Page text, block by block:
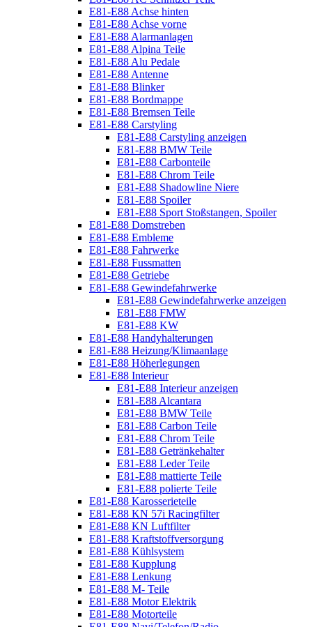
E81-E88 Achse hinten
E81-E88 Achse vorne
E81-E88 Alarmanlagen
E81-E88 Alpina Teile
E81-E88 Alu Pedale
E81-E88 Antenne
E81-E88 Blinker
E81-E88 Bordmappe
E81-E88 Bremsen Teile
E81-E88 Carstyling
E81-E88 Carstyling anzeigen
E81-E88 BMW Teile
E81-E88 Carbonteile
E81-E88 Chrom Teile
E81-E88 Shadowline Niere
E81-E88 Spoiler
E81-E88 Sport Stoßstangen, Spoiler
E81-E88 Domstreben
E81-E88 Embleme
E81-E88 Fahrwerke
E81-E88 Fussmatten
E81-E88 Getriebe
E81-E88 Gewindefahrwerke
E81-E88 Gewindefahrwerke anzeigen
E81-E88 FMW
E81-E88 KW
E81-E88 Handyhalterungen
E81-E88 Heizung/Klimaanlage
E81-E88 Höherlegungen
E81-E88 Interieur
E81-E88 Interieur anzeigen
E81-E88 Alcantara
E81-E88 BMW Teile
E81-E88 Carbon Teile
E81-E88 Chrom Teile
E81-E88 Getränkehalter
E81-E88 Leder Teile
E81-E88 mattierte Teile
E81-E88 polierte Teile
E81-E88 Karosserieteile
E81-E88 KN 57i Racingfilter
E81-E88 KN Luftfilter
E81-E88 Kraftstoffversorgung
E81-E88 Kühlsystem
E81-E88 Kupplung
E81-E88 Lenkung
E81-E88 M- Teile
E81-E88 Motor Elektrik
E81-E88 Motorteile